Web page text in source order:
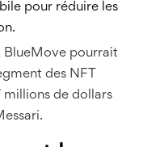
pour réduire les
BlueMove pourrait
des NFT
millions de dollars